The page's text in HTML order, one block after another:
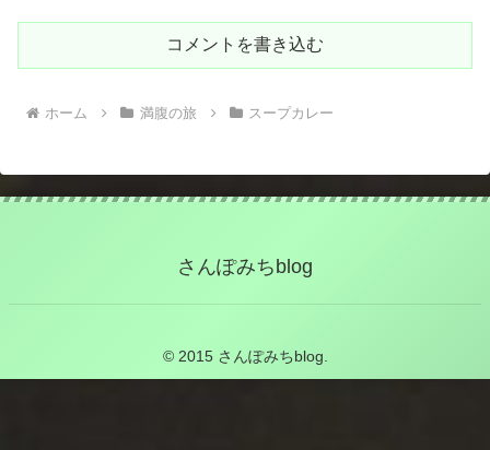
コメントを書き込む
ホーム 満腹の旅 スープカレー
さんぽみちblog
© 2015 さんぽみちblog.